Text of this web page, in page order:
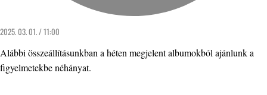
2025. 03. 01. / 11:00
Alábbi összeállításunkban a héten megjelent albumokból ajánlunk a
figyelmetekbe néhányat.